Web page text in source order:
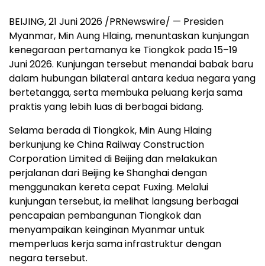
BEIJING, 21 Juni 2026 /PRNewswire/ — Presiden
Myanmar, Min Aung Hlaing, menuntaskan kunjungan
kenegaraan pertamanya ke Tiongkok pada 15–19
Juni 2026. Kunjungan tersebut menandai babak baru
dalam hubungan bilateral antara kedua negara yang
bertetangga, serta membuka peluang kerja sama
praktis yang lebih luas di berbagai bidang.
Selama berada di Tiongkok, Min Aung Hlaing
berkunjung ke China Railway Construction
Corporation Limited di Beijing dan melakukan
perjalanan dari Beijing ke Shanghai dengan
menggunakan kereta cepat Fuxing. Melalui
kunjungan tersebut, ia melihat langsung berbagai
pencapaian pembangunan Tiongkok dan
menyampaikan keinginan Myanmar untuk
memperluas kerja sama infrastruktur dengan
negara tersebut.